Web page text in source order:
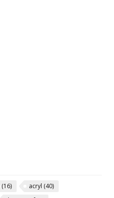
(16) acryl (40)